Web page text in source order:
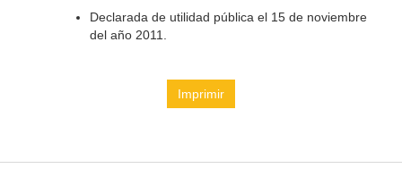
Declarada de utilidad pública el 15 de noviembre
del año 2011.
Imprimir